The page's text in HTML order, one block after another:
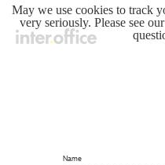
Name
May we use cookies to track
very seriously. Please see